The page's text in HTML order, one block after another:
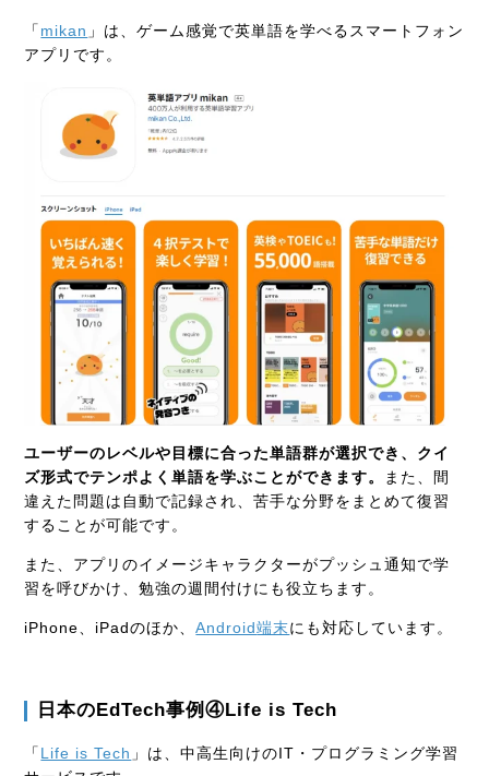
「 mikan 」は、ゲーム感覚で英単語を学べるスマートフォン
アプリです。
ユーザーのレベルや目標に合った単語群が選択でき、クイ
ズ形式でテンポよく単語を学ぶことができます。
また、間
違えた問題は自動で記録され、苦手な分野をまとめて復習
することが可能です。
また、アプリのイメージキャラクターがプッシュ通知で学
習を呼びかけ、勉強の週間付けにも役立ちます。
iPhone、 iPadのほか、Android端末にも対応しています。
日本の EdTech事例④Life is Tech
「 Life is Tech 」は、中高生向けのIT ・プログラミング学習